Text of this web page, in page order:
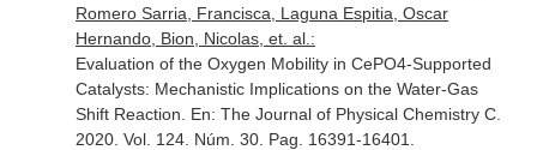
Romero Sarria, Francisca, Laguna Espitia, Oscar
Hernando, Bion, Nicolas, et. al.:
Evaluation of the Oxygen Mobility in CePO4-Supported
Catalysts: Mechanistic Implications on the Water-Gas
Shift Reaction. En: The Journal of Physical Chemistry C.
2020. Vol. 124. Núm. 30. Pag. 16391-16401.